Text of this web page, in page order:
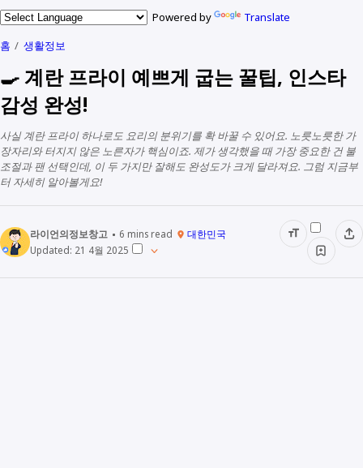
Powered by
Translate
홈
생활정보
🍳 계란 프라이 예쁘게 굽는 꿀팁, 인스타
감성 완성!
사실 계란 프라이 하나로도 요리의 분위기를 확 바꿀 수 있어요. 노릇노릇한 가
장자리와 터지지 않은 노른자가 핵심이죠. 제가 생각했을 때 가장 중요한 건 불
조절과 팬 선택인데, 이 두 가지만 잘해도 완성도가 크게 달라져요. 그럼 지금부
터 자세히 알아볼게요!
라이언의정보창고 6 mins read
대한민국
Updated: 21 4월 2025